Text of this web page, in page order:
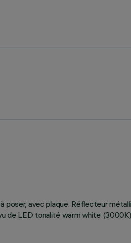
avec plaque. Réflecteur
de LED tonalité warm white